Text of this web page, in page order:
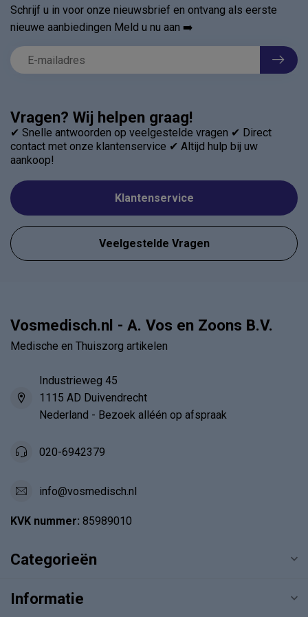
Vragen? Wij helpen graag!
✔ Snelle antwoorden op veelgestelde vragen ✔ Direct
contact met onze klantenservice ✔ Altijd hulp bij uw
aankoop!
Klantenservice
Veelgestelde Vragen
Schrijf u in voor onze nieuwsbrief en ontvang als eerste
nieuwe aanbiedingen Meld u nu aan ➡️
Vosmedisch.nl - A. Vos en Zoons B.V.
Medische en Thuiszorg artikelen
Industrieweg 45
1115 AD Duivendrecht
Nederland - Bezoek alléén op afspraak
020-6942379
info@vosmedisch.nl
KVK nummer: 85989010
Categorieën
Informatie